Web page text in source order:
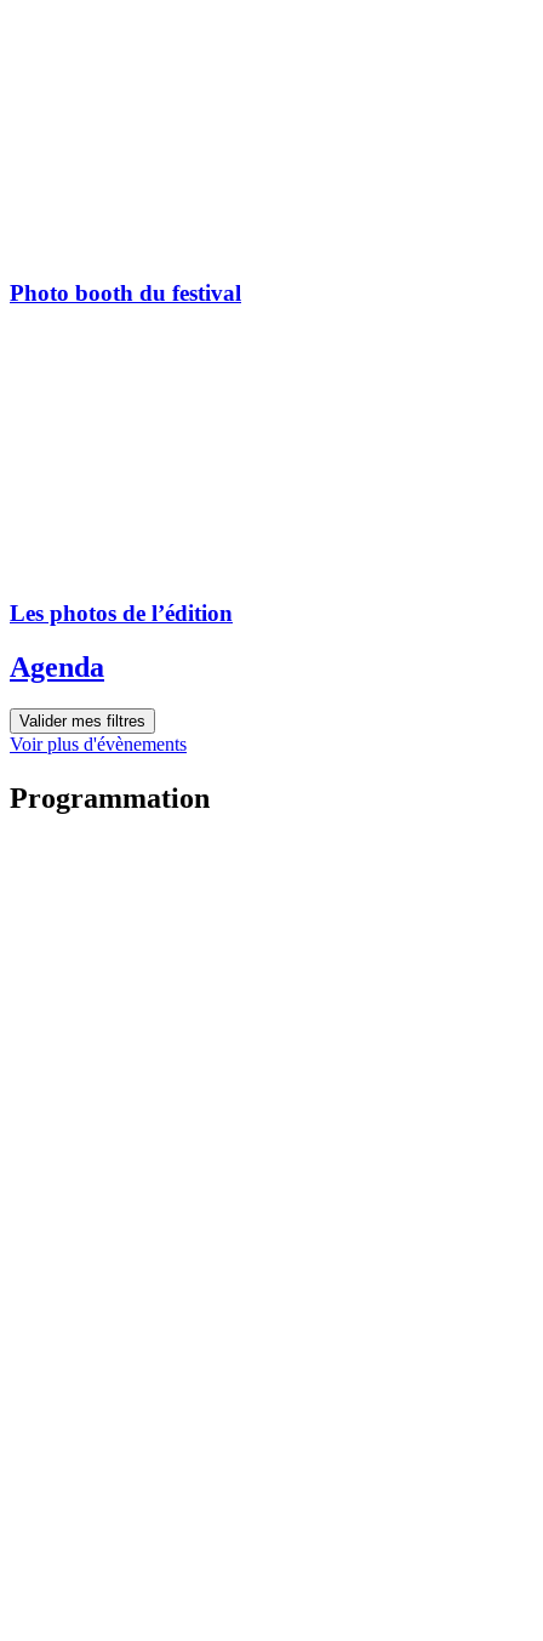
Photo booth du festival
Les photos de l’édition
Agenda
Valider mes filtres
Voir plus d'évènements
Programmation